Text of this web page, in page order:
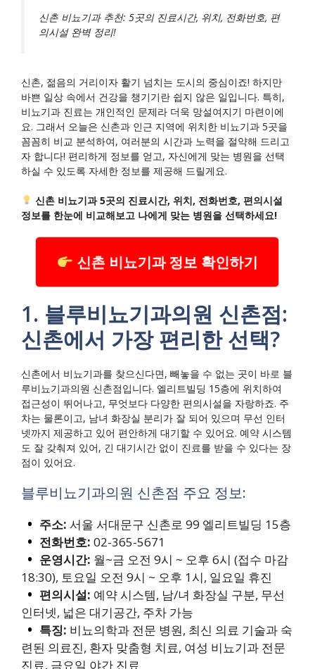
신촌 비뇨기과 추천: 5곳의 진료시간, 위치, 전화번호, 편
의시설 완벽 정리!
신촌, 젊음의 거리이자 활기 넘치는 도시의 중심이죠! 하지만
바쁜 일상 속에서 건강을 챙기기란 쉽지 않은 일입니다. 특히,
비뇨기과 진료는 개인적인 문제라 더욱 망설여지기 마련이에
요. 그래서 오늘은 신촌과 인근 지역에 위치한 비뇨기과 5곳을
꼼꼼히 비교 분석하여, 여러분의 시간과 노력을 절약해 드리고
자 합니다! 편리하게 정보를 얻고, 자신에게 맞는 병원을 선택
하실 수 있도록 자세한 정보를 제공해 드릴게요.
신촌 비뇨기과 5곳의 진료시간, 위치, 전화번호, 편의시설
정보를 한눈에 비교해보고 나에게 맞는 병원을 선택하세요!
신촌 비뇨기과 정보 확인하기
1. 블루비뇨기과의원 신촌점:
신촌에서 가장 편리한 선택?
신촌에서 비뇨기과를 찾으신다면, 빼놓을 수 없는 곳이 바로 블
루비뇨기과의원 신촌점입니다. 엘리트빌딩 15층에 위치하여
접근성이 뛰어나고, 무엇보다 다양한 편의시설을 자랑하죠. 주
차는 물론이고, 남녀 화장실 분리가 잘 되어 있으며 무선 인터
넷까지 제공하고 있어 편안하게 대기할 수 있어요. 예약 시스템
도 잘 갖춰져 있어, 긴 대기시간 없이 진료를 받을 수 있다는 장
점이 있어요.
블루비뇨기과의원 신촌점 주요 정보:
주소: 서울 서대문구 신촌로 99 엘리트빌딩 15층
전화번호: 02-365-5671
운영시간: 월~금 오전 9시 ~ 오후 6시 (접수 마감
18:30), 토요일 오전 9시 ~ 오후 1시, 일요일 휴진
편의시설: 예약 시스템, 남/녀 화장실 구분, 무선
인터넷, 넓은 대기공간, 주차 가능
특징: 비뇨의학과 전문 병원, 최신 의료 기술과 숙
련된 의료진, 환자 맞춤형 치료, 여성 비뇨기과 전문
진료, 금요일 야간 진료